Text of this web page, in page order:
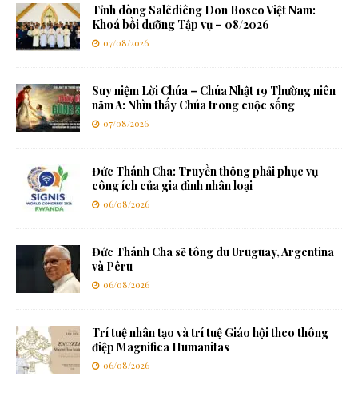
Tỉnh dòng Salêdiêng Don Bosco Việt Nam:
Khoá bồi dưỡng Tập vụ – 08/2026
07/08/2026
Suy niệm Lời Chúa – Chúa Nhật 19 Thường niên
năm A: Nhìn thấy Chúa trong cuộc sống
07/08/2026
Đức Thánh Cha: Truyền thông phải phục vụ
công ích của gia đình nhân loại
06/08/2026
Đức Thánh Cha sẽ tông du Uruguay, Argentina
và Pêru
06/08/2026
Trí tuệ nhân tạo và trí tuệ Giáo hội theo thông
điệp Magnifica Humanitas
06/08/2026